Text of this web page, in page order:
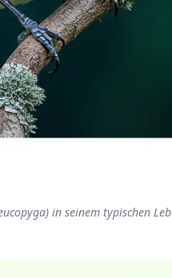
in seinem typischen